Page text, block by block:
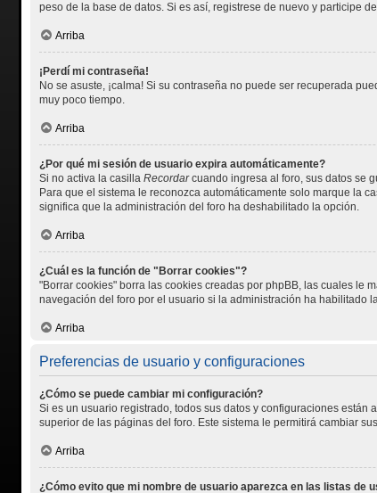
peso de la base de datos. Si es así, registrese de nuevo y participe
Arriba
¡Perdí mi contraseña!
No se asuste, ¡calma! Si su contraseña no puede ser recuperada
muy poco tiempo.
Arriba
¿Por qué mi sesión de usuario expira automáticamente?
Si no activa la casilla Recordarcuando ingresa al foro, sus datos se
Para que el sistema le reconozca automáticamente solo marque la
significa que la administración del foro ha deshabilitado la opción.
Arriba
¿Cuál es la función de "Borrar cookies"?
"Borrar cookies" borra las cookies creadas por phpBB, las cuales le
navegación del foro por el usuario si la administración ha habilitado
Arriba
Preferencias de usuario y configuraciones
¿Cómo se puede cambiar mi configuración?
Si es un usuario registrado, todos sus datos y configuraciones
superior de las páginas del foro. Este sistema le permitirá cambiar
Arriba
¿Cómo evito que mi nombre de usuario aparezca en las listas de